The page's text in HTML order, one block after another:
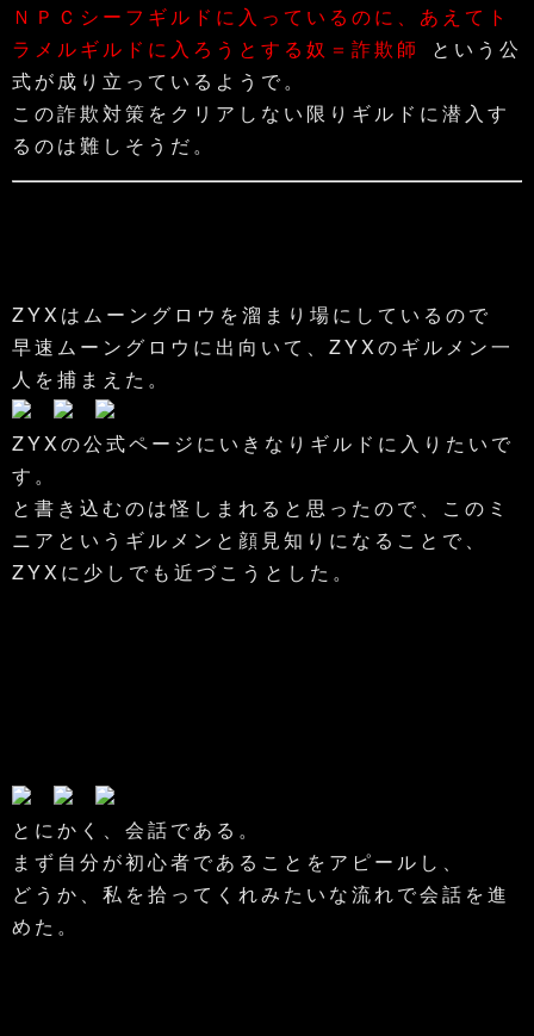
ＮＰＣシーフギルドに入っているのに、あえてト
ラメルギルドに入ろうとする奴＝詐欺師
という公
式が成り立っているようで。
この詐欺対策をクリアしない限りギルドに潜入す
るのは難しそうだ。
ZYXはムーングロウを溜まり場にしているので
早速ムーングロウに出向いて、ZYXのギルメン一
人を捕まえた。
ZYXの公式ページにいきなりギルドに入りたいで
す。
と書き込むのは怪しまれると思ったので、このミ
ニアというギルメンと顔見知りになることで、
ZYXに少しでも近づこうとした。
とにかく、会話である。
まず自分が初心者であることをアピールし、
どうか、私を拾ってくれみたいな流れで会話を進
めた。